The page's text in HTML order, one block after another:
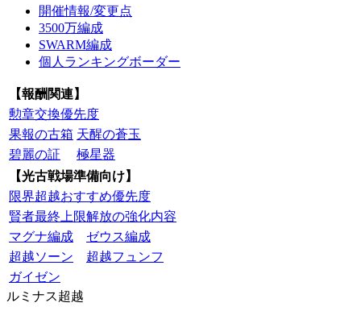
開催情報/変更点
3500万編成
SWARM編成
個人ランキングボーダー
【報酬関連】
勲章交換優先度
果報の古箱 天醒の蒼玉
碧麗の証
極星器
【光古戦場準備向け】
限界超越おすすめ優先度
賢者最終上限解放の強化内容
マグナ編成
ゼウス編成
超越ソーン
超越フュンフ
ガイゼン
ルミナス超越